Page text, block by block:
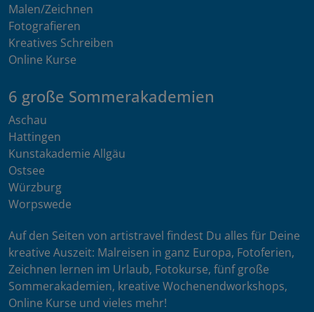
Malen/Zeichnen
Fotografieren
Kreatives Schreiben
Online Kurse
6 große Sommerakademien
Aschau
Hattingen
Kunstakademie Allgäu
Ostsee
Würzburg
Worpswede
Auf den Seiten von artistravel findest Du alles für Deine
kreative Auszeit: Malreisen in ganz Europa, Fotoferien,
Zeichnen lernen im Urlaub, Fotokurse, fünf große
Sommerakademien, kreative Wochenendworkshops,
Online Kurse und vieles mehr!